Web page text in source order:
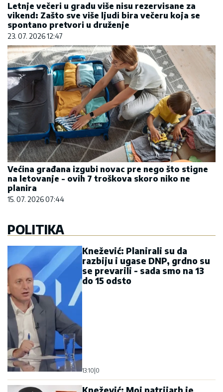
Letnje večeri u gradu više nisu rezervisane za
vikend: Zašto sve više ljudi bira večeru koja se
spontano pretvori u druženje
23. 07. 2026 12:47
Većina građana izgubi novac pre nego što stigne
na letovanje - ovih 7 troškova skoro niko ne
planira
15. 07. 2026 07:44
POLITIKA
Knežević: Planirali su da
razbiju i ugase DNP, grdno su
se prevarili - sada smo na 13
do 15 odsto
13:10|0